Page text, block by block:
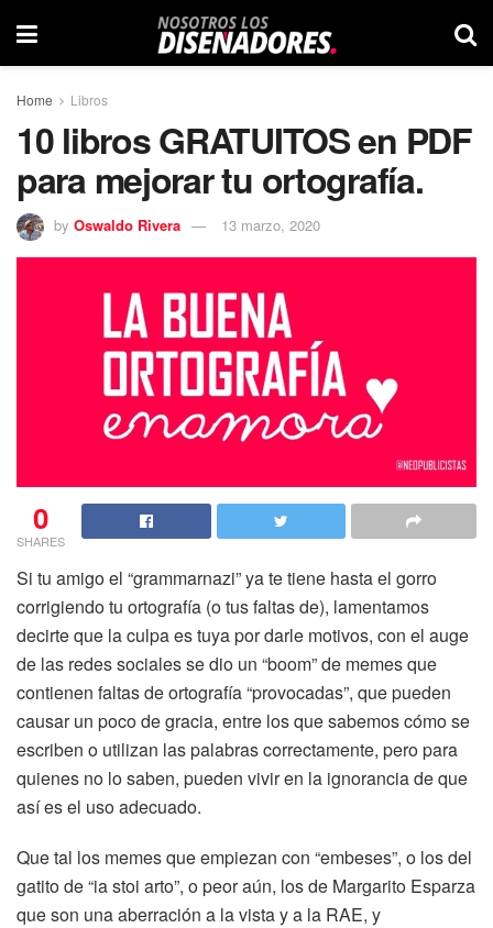
Home Libros
10 libros GRATUITOS en PDF
para mejorar tu ortografía.
by Oswaldo Rivera 13 marzo, 2020
0
SHARES
Si tu amigo el “grammarnazi” ya te tiene hasta el gorro
corrigiendo tu ortografía (o tus faltas de), lamentamos
decirte que la culpa es tuya por darle motivos, con el auge
de las redes sociales se dio un “boom” de memes que
contienen faltas de ortografía “provocadas”, que pueden
causar un poco de gracia, entre los que sabemos cómo se
escriben o utilizan las palabras correctamente, pero para
quienes no lo saben, pueden vivir en la ignorancia de que
así es el uso adecuado.
Que tal los memes que empiezan con “embeses”, o los del
gatito de “ia stoi arto”, o peor aún, los de Margarito Esparza
que son una aberración a la vista y a la RAE, y